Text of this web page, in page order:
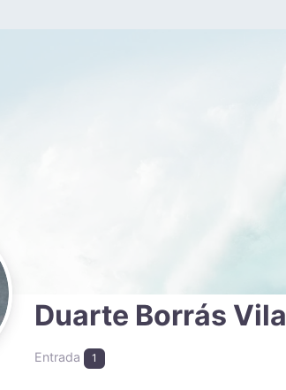
Duarte Borrás Vila
Entrada 1